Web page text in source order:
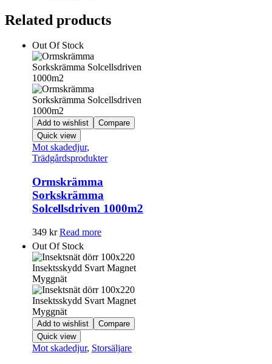
Related products
Out Of Stock
Add to wishlist
Compare
Quick view
Mot skadedjur,
Trädgårdsprodukter
Ormskrämma
Sorkskrämma
Solcellsdriven 1000m2
349 kr Read more
Out Of Stock
Add to wishlist
Compare
Quick view
Mot skadedjur, Storsäljare